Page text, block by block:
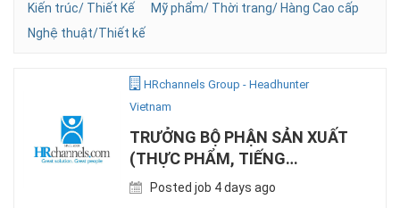
Kiến trúc/ Thiết Kế
Mỹ phẩm/ Thời trang/ Hàng Cao cấp
Nghệ thuật/Thiết kế
HRchannels Group - Headhunter
Vietnam
TRƯỞNG BỘ PHẬN SẢN XUẤT
(THỰC PHẨM, TIẾNG
ANH/NHẬT)
Posted job 4 days ago